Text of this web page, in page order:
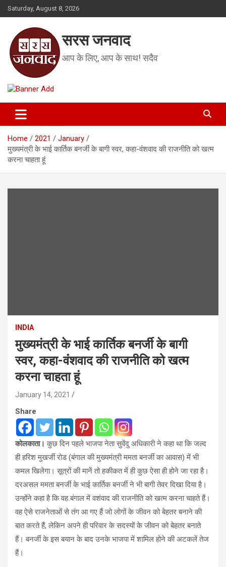
Skip
to
Saturday, August 8, 2026
सरस जनवाद
आप के लिए, आप के साथ! सदैव
Home 2021
January
मुख्यमंत्री के भाई कार्तिक बनर्जी के बागी स्वर, कहा-वंंशवाद की राजनीति को खत्म
करना चाहता हूं
INDIA
मुख्यमंत्री के भाई कार्तिक बनर्जी के बागी
स्वर, कहा-वंंशवाद की राजनीति को खत्म
करना चाहता हूं
January 14, 2021
Share
कोलकाता। कुछ दिन पहले भाजपा नेता सुवेंदु अधिकारी ने कहा था कि जल्द
ही हरिश मुखर्जी रोड (बंगाल की मुख्यमंत्री ममता बनर्जी का आवास) में भी
कमल खिलेगा। सूत्रों की मानें तो हकीकत में ही कुछ ऐसा ही होने जा रहा है।
दरअसल ममता बनर्जी के भाई कार्तिक बनर्जी ने भी बागी तेवर दिखा दिया है।
उन्होंने कहा है कि वह बंगाल में वशंवाद की राजनीति को खत्म करना चाहते हैं।
वह ऐसे राजनेताओं से तंग आ गए हैं जो लोगों के जीवन को बेहतर बनाने की
बात करते हैं, लेकिन अपने ही परिवार के सदस्यों के जीवन को बेहतर बनाते
हैं। बनर्जी के इस बयान के बाद उनके भाजपा में शामिल होने की अटकलें तेज
हैं।